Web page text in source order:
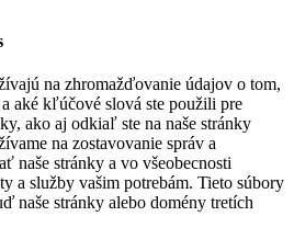
na zhromažďovanie údajov o tom,
aké kľúčové slová ste použili pre
ako aj odkiaľ ste na naše stránky
na zostavovanie správ a
naše stránky a vo všeobecnosti
a služby vašim potrebám. Tieto súbory
naše stránky alebo domény tretích